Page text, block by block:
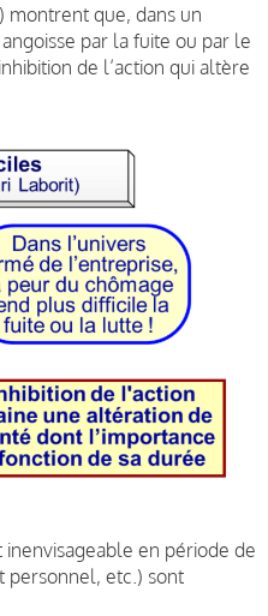
montrent que, dans un
par la fuite ou par le
de l’action qui altère
en période de
personnel, etc.) sont